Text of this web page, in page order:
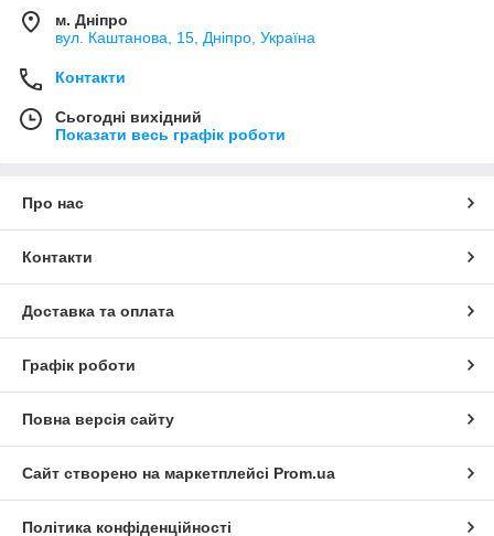
м. Дніпро
вул. Каштанова, 15, Дніпро, Україна
Контакти
Сьогодні вихідний
Показати весь графік роботи
Про нас
Контакти
Доставка та оплата
Графік роботи
Повна версія сайту
Сайт створено на маркетплейсі Prom.ua
Політика конфіденційності